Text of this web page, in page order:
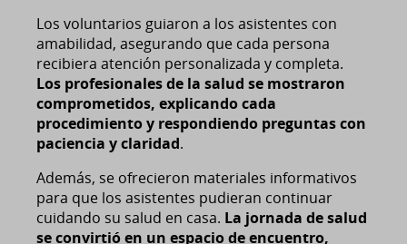
Los voluntarios guiaron a los asistentes con
amabilidad, asegurando que cada persona
recibiera atención personalizada y completa.
Los profesionales de la salud se mostraron
comprometidos, explicando cada
procedimiento y respondiendo preguntas con
paciencia y claridad.
Además, se ofrecieron materiales informativos
para que los asistentes pudieran continuar
cuidando su salud en casa. La jornada de salud
se convirtió en un espacio de encuentro,